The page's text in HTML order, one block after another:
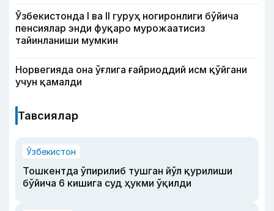
Ўзбекистонда I ва II гуруҳ ногиронлиги бўйича
пенсиялар энди фуқаро мурожаатисиз
тайинланиши мумкин
Норвегияда она ўғлига ғайриоддий исм қўйгани
учун қамалди
Тавсиялар
Ўзбекистон
Тошкентда ўпирилиб тушган йўл қурилиши
бўйича 6 кишига суд ҳукми ўқилди